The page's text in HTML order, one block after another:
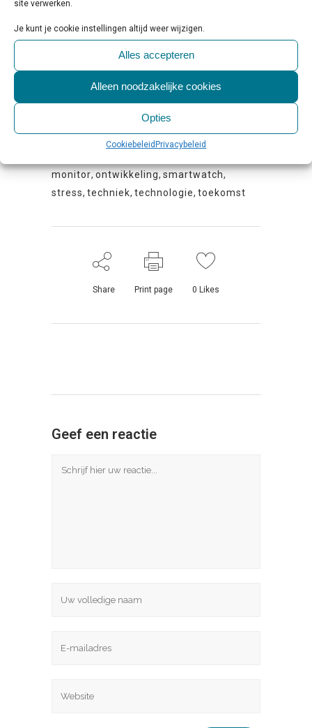
site verwerken.
Je kunt je cookie instellingen altijd weer wijzigen.
Alles accepteren
Alleen noodzakelijke cookies
Opties
CookiebeleidPrivacybeleid
technologieën in ieder geval eerst verder
serieus over na hoeven te denken.
Leeshierhet volledige artikel op de website van
Tags:activiteit,data,e-Health,geest,
monitor,ontwikkeling,smartwatch,
stress, techniek, technologie, toekomst
Share Print page 0 Likes
Geef een reactie